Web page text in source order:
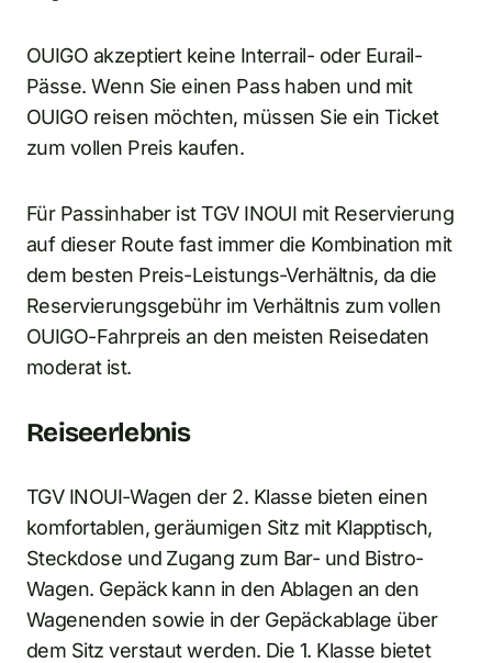
OUIGO akzeptiert keine Interrail- oder Eurail-
Pässe. Wenn Sie einen Pass haben und mit
OUIGO reisen möchten, müssen Sie ein Ticket
zum vollen Preis kaufen.
Für Passinhaber ist TGV INOUI mit Reservierung
auf dieser Route fast immer die Kombination mit
dem besten Preis-Leistungs-Verhältnis, da die
Reservierungsgebühr im Verhältnis zum vollen
OUIGO-Fahrpreis an den meisten Reisedaten
moderat ist.
Reiseerlebnis
TGV INOUI-Wagen der 2. Klasse bieten einen
komfortablen, geräumigen Sitz mit Klapptisch,
Steckdose und Zugang zum Bar- und Bistro-
Wagen. Gepäck kann in den Ablagen an den
Wagenenden sowie in der Gepäckablage über
dem Sitz verstaut werden. Die 1. Klasse bietet